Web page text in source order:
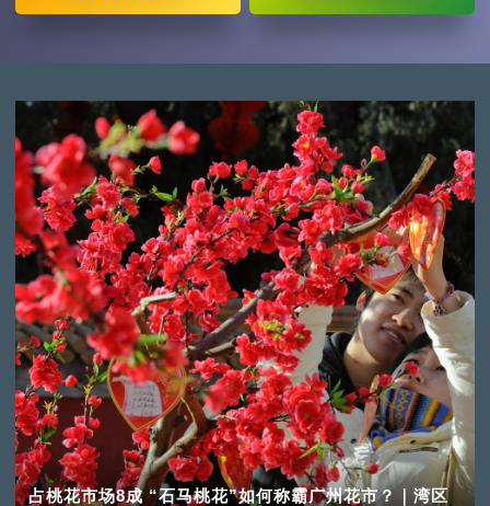
占桃花市场8成 “石马桃花”如何称霸广州花市？｜湾区